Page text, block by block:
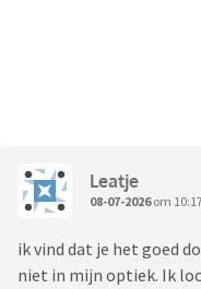
Leatje
08-07-2026om
ik vind dat je het goed
niet in mijn optiek. Ik